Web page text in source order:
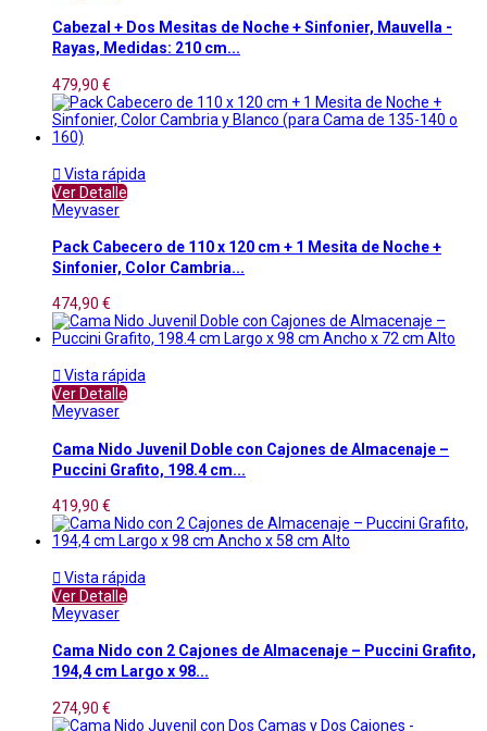
Cabezal + Dos Mesitas de Noche + Sinfonier, Mauvella -
Rayas, Medidas: 210 cm...
479,90 €
 Vista rápida
Ver Detalle
Meyvaser
Pack Cabecero de 110 x 120 cm + 1 Mesita de Noche +
Sinfonier, Color Cambria...
474,90 €
 Vista rápida
Ver Detalle
Meyvaser
Cama Nido Juvenil Doble con Cajones de Almacenaje –
Puccini Grafito, 198.4 cm...
419,90 €
 Vista rápida
Ver Detalle
Meyvaser
Cama Nido con 2 Cajones de Almacenaje – Puccini Grafito,
194,4 cm Largo x 98...
274,90 €